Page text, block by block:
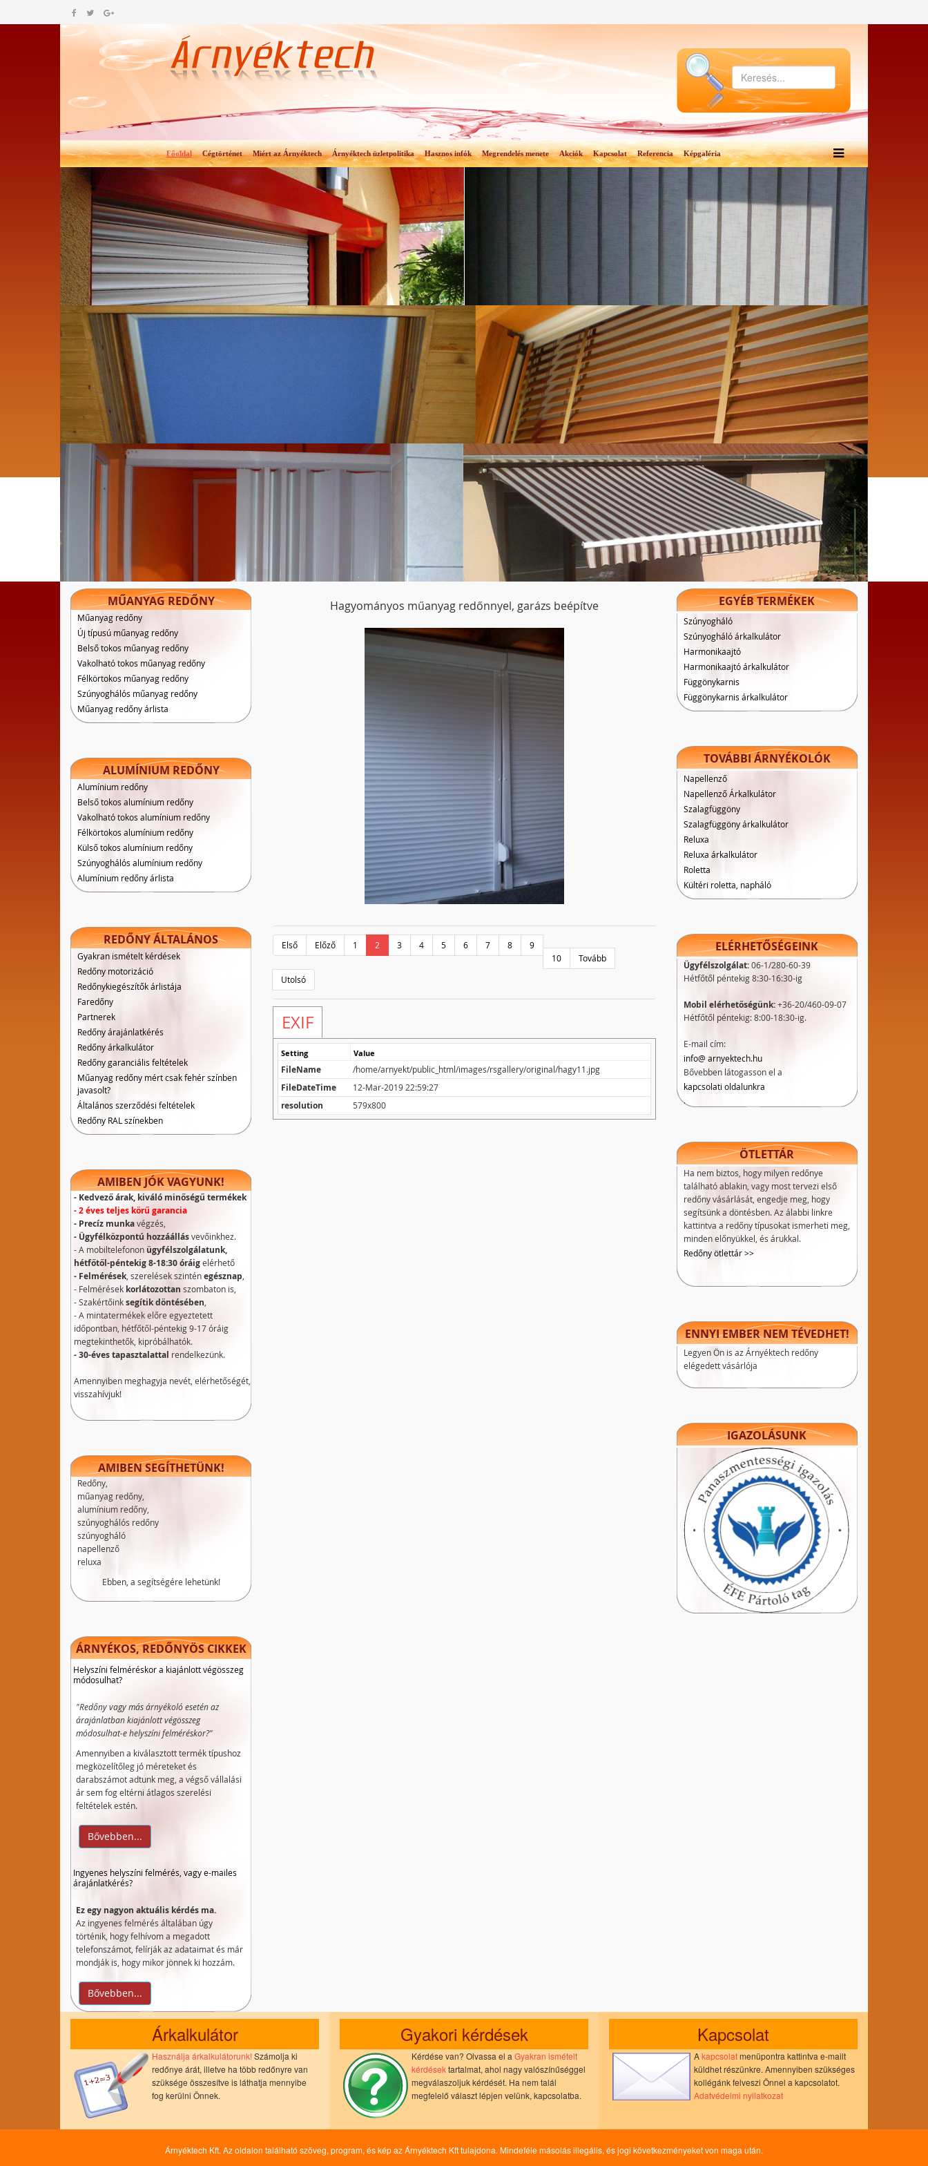
Főoldal Cégtörténet Miért az Árnyéktech Árnyéktech üzletpolitika Hasznos infók Megrendelés menete Akciók Kapcsolat Referencia Képgaléria
MŰANYAG REDŐNY
Műanyag redőny
Új típusú műanyag redőny
Belső tokos műanyag redőny
Vakolható tokos műanyag redőny
Félkörtokos műanyag redőny
Szúnyoghálós műanyag redőny
Műanyag redőny árlista
ALUMÍNIUM REDŐNY
Alumínium redőny
Belső tokos alumínium redőny
Vakolható tokos alumínium redőny
Félkörtokos alumínium redőny
Külső tokos alumínium redőny
Szúnyoghálós alumínium redőny
Alumínium redőny árlista
REDŐNY ÁLTALÁNOS
Gyakran ismételt kérdések
Redőny motorizáció
Redőnykiegészítők árlistája
Faredőny
Partnerek
Redőny árajánlatkérés
Redőny árkalkulátor
Redőny garanciális feltételek
Műanyag redőny mért csak fehér színben
javasolt?
Általános szerződési feltételek
Redőny RAL színekben
AMIBEN JÓK VAGYUNK!
- Kedvező árak, kiváló minőségű termékek
- 2 éves teljes körű garancia
- Precíz munkavégzés,
- Ügyfélközpontú hozzáállásvevőinkhez.
- A mobiltelefonon ügyfélszolgálatunk,
hétfőtől-péntekig 8-18:30 óráigelérhető
- Felmérések , szerelések szinténegésznap
- Felmérések korlátozottan szombaton is,
- Szakértőinksegítik döntésében
- A mintatermékek előre egyeztetett
időpontban, hétfőtől-péntekig 9-17 óráig
megtekinthetők, kipróbálhatók.
- 30-éves tapasztalattal rendelkezünk.
Amennyiben meghagyja nevét, elérhetőségét,
visszahívjuk!
AMIBEN SEGÍTHETÜNK!
Redőny,
műanyag redőny,
alumínium redőny,
szúnyoghálós redőny
szúnyogháló
napellenző
reluxa
Ebben, a segítségére lehetünk!
ÁRNYÉKOS, REDŐNYÖS CIKKEK
Helyszíni felméréskor a kiajánlott végösszeg
módosulhat?
"Redőny vagy más árnyékoló esetén az
árajánlatban kiajánlott végösszeg
módosulhat-e helyszíni felméréskor?"
Amennyiben a kiválasztott termék típushoz
megközelítőleg jó méreteket és
darabszámot adtunk meg, a végső vállalási
ár sem fog eltérni átlagos szerelési
feltételek estén.
Bővebben...
Ingyenes helyszíni felmérés, vagy e-mailes
árajánlatkérés?
Ez egy nagyon aktuális kérdés ma.
Az ingyenes felmérés általában úgy
történik, hogy felhívom a megadott
telefonszámot, felírják az adataimat és már
mondják is, hogy mikor jönnek ki hozzám.
Bővebben...
Hagyományos műanyag redőnnyel, garázs beépítve
Első Előző 1 2 3 4 5 6 7 8
9
10
Tovább
Utolsó
EXIF
Setting Value
FileName /home/arnyekt/public_html/images/rsgallery/original/hagy11.jpg
FileDateTime 12-Mar-2019 22:59:27
resolution 579x800
EGYÉB TERMÉKEK
Szúnyogháló
Szúnyogháló árkalkulátor
Harmonikaajtó
Harmonikaajtó árkalkulátor
Függönykarnis
Függönykarnis árkalkulátor
TOVÁBBI ÁRNYÉKOLÓK
Napellenző
Napellenző Árkalkulátor
Szalagfüggöny
Szalagfüggöny árkalkulátor
Reluxa
Reluxa árkalkulátor
Roletta
Kültéri roletta, napháló
ELÉRHETŐSÉGEINK
Ügyfélszolgálat:06-1/280-60-39
Hétfőtől péntekig 8:30-16:30-ig
Mobil elérhetőségünk:+36-20/460-09-07
Hétfőtől péntekig: 8:00-18:30-ig.
E-mail cím:
info@ arnyektech.hu
Bővebben látogasson el a
kapcsolati oldalunkra
.
ÖTLETTÁR
Ha nem biztos, hogy milyen redőnye
található ablakin, vagy most tervezi első
redőny vásárlását, engedje meg, hogy
segítsünk a döntésben. Az álabbi linkre
kattintva a redőny típusokat ismerheti meg,
minden előnyükkel, és árukkal.
Redőny ötlettár >>
ENNYI EMBER NEM TÉVEDHET!
Legyen Ön is az Árnyéktech redőny
elégedett vásárlója
IGAZOLÁSUNK
Árkalkulátor
Használja árkalkulátorunk! Számolja ki
redőnye árát, illetve ha több redőnyre van
szüksége összesítve is láthatja mennyibe
fog kerülni Önnek.
Gyakori kérdések
Kérdése van? Olvassa el a Gyakran ismételt
kérdésektartalmat, ahol nagy valószínűséggel
megválaszoljuk kérdését. Ha nem talál
megfelelő választ lépjen velünk, kapcsolatba.
Kapcsolat
Akapcsolatmenüpontra kattintva e-mailt
küldhet részünkre. Amennyiben szükséges
kollégánk felveszi Önnel a kapcsolatot.
Adatvédelmi nyilatkozat
Árnyéktech Kft. Az oldalon található szöveg, program, és kép az Árnyéktech Kft tulajdona. Mindeféle másolás illegális, és jogi következményeket von maga után.